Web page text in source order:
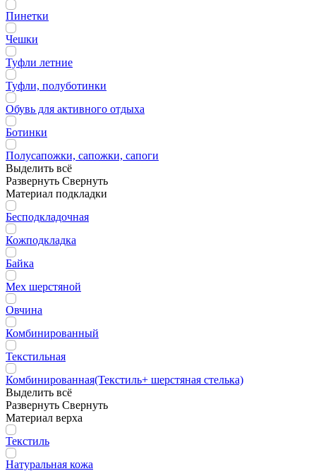
Пинетки
Чешки
Туфли летние
Туфли, полуботинки
Обувь для активного отдыха
Ботинки
Полусапожки, сапожки, сапоги
Выделить всё
Развернуть Свернуть
Материал подкладки
Бесподкладочная
Кожподкладка
Байка
Мех шерстяной
Овчина
Комбинированный
Текстильная
Комбинированная(Текстиль+ шерстяная стелька)
Выделить всё
Развернуть Свернуть
Материал верха
Текстиль
Натуральная кожа